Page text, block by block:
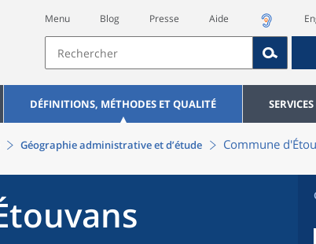
Menu Blog Presse Aide
DÉFINITIONS, MÉTHODES ET QUALITÉ SERVICES
Géographie administrative et d’étude Commune d'